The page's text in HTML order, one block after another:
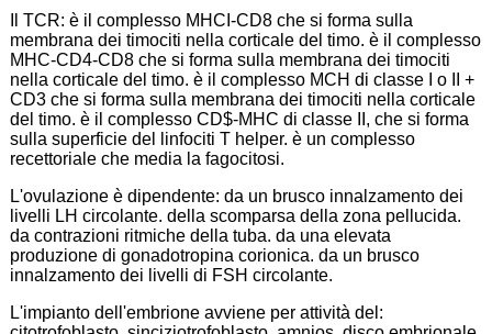
Il TCR: è il complesso MHCI-CD8 che si forma sulla
membrana dei timociti nella corticale del timo. è il complesso
MHC-CD4-CD8 che si forma sulla membrana dei timociti
nella corticale del timo. è il complesso MCH di classe I o II +
CD3 che si forma sulla membrana dei timociti nella corticale
del timo. è il complesso CD$-MHC di classe II, che si forma
sulla superficie del linfociti T helper. è un complesso
recettoriale che media la fagocitosi.
L'ovulazione è dipendente: da un brusco innalzamento dei
livelli LH circolante. della scomparsa della zona pellucida.
da contrazioni ritmiche della tuba. da una elevata
produzione di gonadotropina corionica. da un brusco
innalzamento dei livelli di FSH circolante.
L'impianto dell'embrione avviene per attività del: